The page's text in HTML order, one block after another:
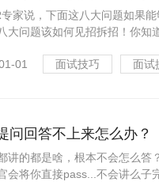
家说，下面这八大问题如果
大问题该如何见招拆招！你知
01
面试技巧 面试
问回答不上来怎么办？
讲的都是啥，根本不会怎么答
会将你直接pass...不会讲么子